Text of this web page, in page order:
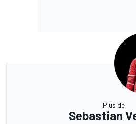
Plus de
Sebastian